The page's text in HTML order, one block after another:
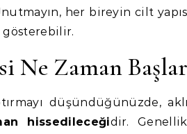
her bireyin cilt
Ne Zaman
düşündüğünüzde,
hissedileceğidir.